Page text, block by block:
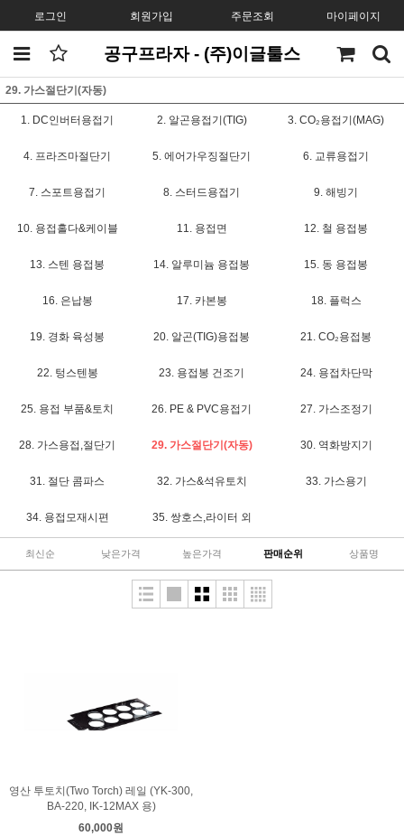
로그인 회원가입 주문조회 마이페이지
공구프라자 - (주)이글툴스
29. 가스절단기(자동)
1. DC인버터용접기 2. 알곤용접기(TIG) 3. CO₂용접기(MAG)
4. 프라즈마절단기 5. 에어가우징절단기 6. 교류용접기
7. 스포트용접기 8. 스터드용접기 9. 해빙기
10. 용접홀다&케이블 11. 용접면 12. 철 용접봉
13. 스텐 용접봉 14. 알루미늄 용접봉 15. 동 용접봉
16. 은납봉 17. 카본봉 18. 플럭스
19. 경화 육성봉 20. 알곤(TIG)용접봉 21. CO₂용접봉
22. 텅스텐봉 23. 용접봉 건조기 24. 용접차단막
25. 용접 부품&토치 26. PE & PVC용접기 27. 가스조정기
28. 가스용접,절단기 29. 가스절단기(자동) 30. 역화방지기
31. 절단 콤파스 32. 가스&석유토치 33. 가스용기
34. 용접모재시편 35. 쌍호스,라이터 외
최신순 낮은가격 높은가격 판매순위 상품명
영산 투토치(Two Torch) 레일 (YK-300,
BA-220, IK-12MAX 용)
60,000원